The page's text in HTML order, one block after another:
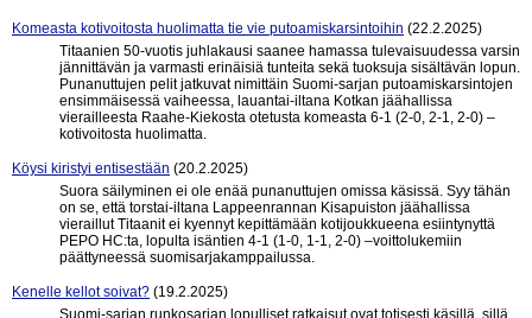
Komeasta kotivoitosta huolimatta tie vie putoamiskarsintoihin (22.2.2025)
Titaanien 50-vuotis juhlakausi saanee hamassa tulevaisuudessa varsin
jännittävän ja varmasti erinäisiä tunteita sekä tuoksuja sisältävän lopun.
Punanuttujen pelit jatkuvat nimittäin Suomi-sarjan putoamiskarsintojen
ensimmäisessä vaiheessa, lauantai-iltana Kotkan jäähallissa
vierailleesta Raahe-Kiekosta otetusta komeasta 6-1 (2-0, 2-1, 2-0) –
kotivoitosta huolimatta.
Köysi kiristyi entisestään (20.2.2025)
Suora säilyminen ei ole enää punanuttujen omissa käsissä. Syy tähän
on se, että torstai-iltana Lappeenrannan Kisapuiston jäähallissa
vieraillut Titaanit ei kyennyt kepittämään kotijoukkueena esiintynyttä
PEPO HC:ta, lopulta isäntien 4-1 (1-0, 1-1, 2-0) –voittolukemiin
päättyneessä suomisarjakamppailussa.
Kenelle kellot soivat? (19.2.2025)
Suomi-sarjan runkosarjan lopulliset ratkaisut ovat totisesti käsillä, sillä